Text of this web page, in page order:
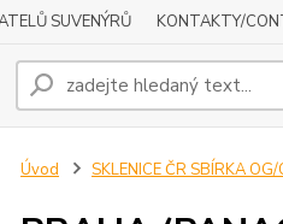
SUVENÝRŮ KONTAKTY/
Úvod SKLENICE ČR SBÍRKA